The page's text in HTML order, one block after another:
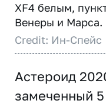
XF4 белым,
Венеры и Марса.
Credit: Ин-Спейс
Астероид
замеченный